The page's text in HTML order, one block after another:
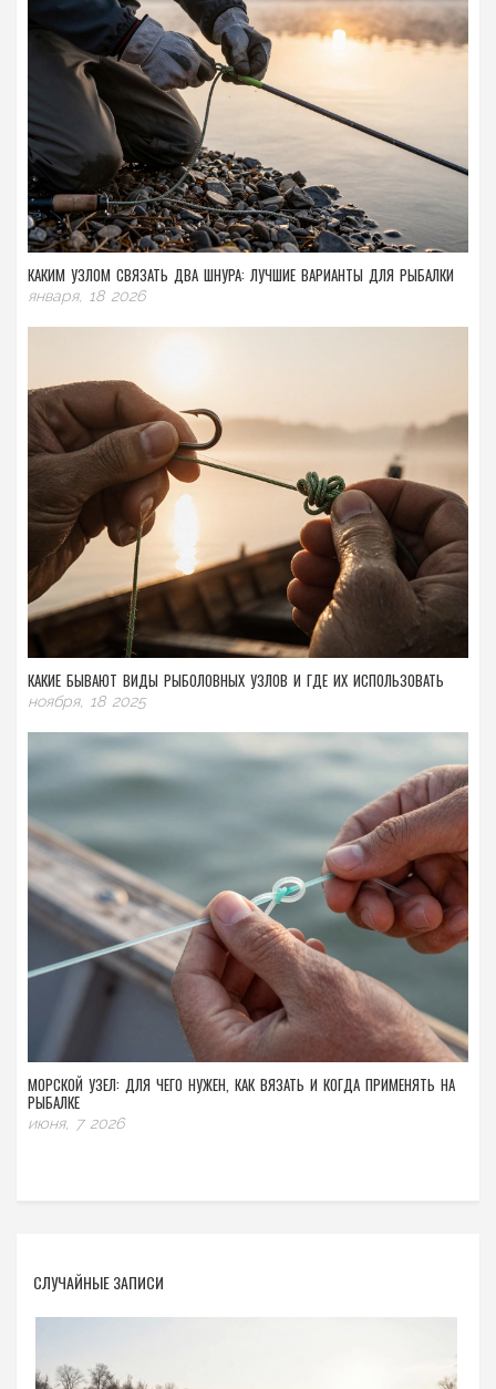
КАКИМ УЗЛОМ СВЯЗАТЬ ДВА ШНУРА: ЛУЧШИЕ ВАРИАНТЫ ДЛЯ РЫБАЛКИ
января, 18 2026
КАКИЕ БЫВАЮТ ВИДЫ РЫБОЛОВНЫХ УЗЛОВ И ГДЕ ИХ ИСПОЛЬЗОВАТЬ
ноября, 18 2025
МОРСКОЙ УЗЕЛ: ДЛЯ ЧЕГО НУЖЕН, КАК ВЯЗАТЬ И КОГДА ПРИМЕНЯТЬ НА
РЫБАЛКЕ
июня, 7 2026
СЛУЧАЙНЫЕ ЗАПИСИ